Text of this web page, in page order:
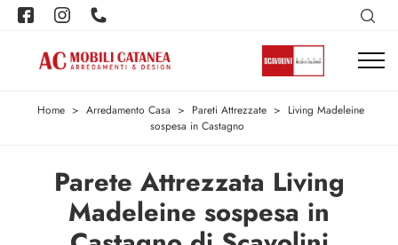
Home > Arredamento Casa > Pareti Attrezzate > Living Madeleine
sospesa in Castagno
Parete Attrezzata Living
Madeleine sospesa in